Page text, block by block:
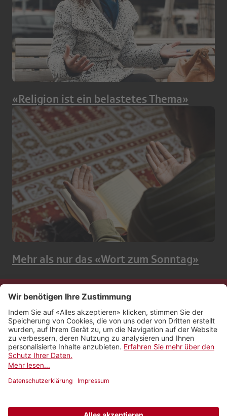
«Religion ist ein belastetes Thema»
Mehr als nur das «Wort zum Sonntag»
Kontakt
Impressum
Rechtliches
Netiquette